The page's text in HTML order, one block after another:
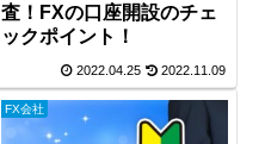
査！FXの口座開設のチェ
ックポイント！
2022.04.25 2022.11.09
FX会社